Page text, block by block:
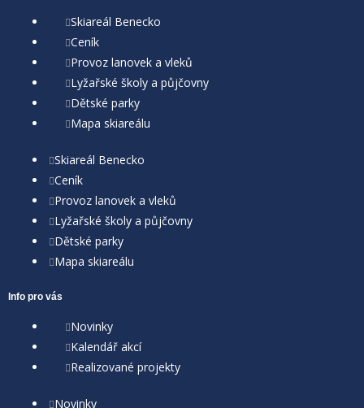
Skiareál Benecko
Ceník
Provoz lanovek a vleků
Lyžařské školy a půjčovny
Dětské parky
Mapa skiareálu
Skiareál Benecko
Ceník
Provoz lanovek a vleků
Lyžařské školy a půjčovny
Dětské parky
Mapa skiareálu
Info pro vás
Novinky
Kalendář akcí
Realizované projekty
Novinky